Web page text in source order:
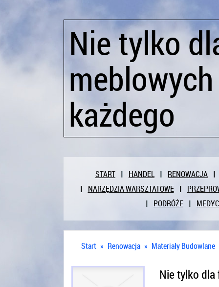
Nie tylko
każdego
START HANDEL
RENOWACJA
NARZĘDZIA WARSZTATOWE
PODRÓŻE
Start » Renowacja » Materiały Budowlane
Nie tylko